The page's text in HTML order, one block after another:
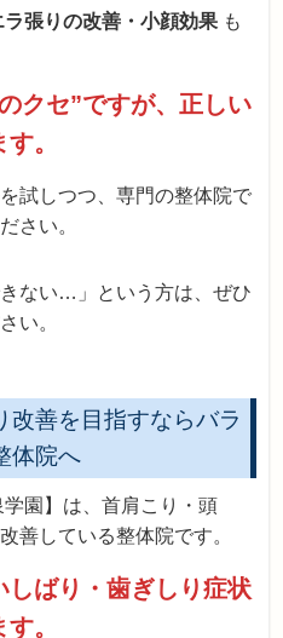
ラ張りの改善・小顔効果 も
クセ”ですが、正しい
。
試しつつ、専門の整体院で
さい。
きない…」という方は、ぜひ
い。
改善を目指すならバラ
体院へ
園】は、首肩こり・頭
善している整体院です。
しばり・歯ぎしり症状
。